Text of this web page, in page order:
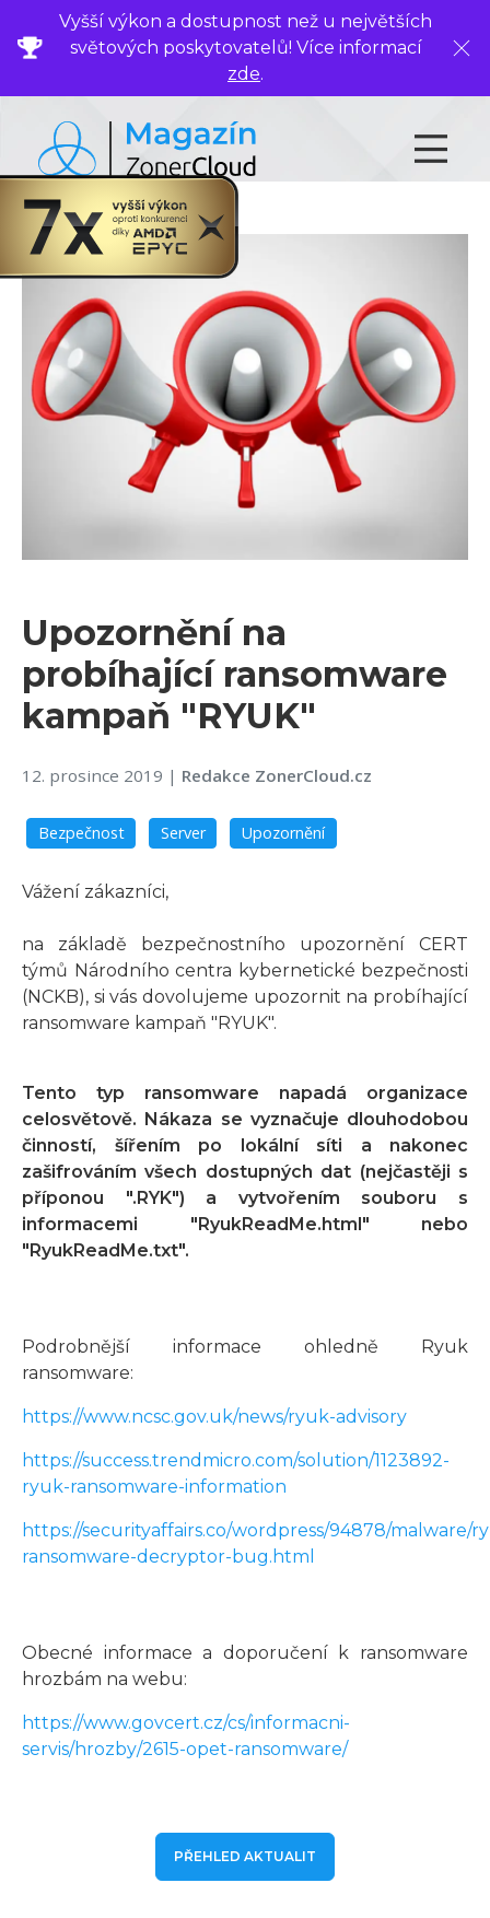
Vyšší výkon a dostupnost než u největších
světových poskytovatelů! Více informací
zde.
Upozornění na
probíhající ransomware
kampaň "RYUK"
12. prosince 2019 | Redakce ZonerCloud.cz
Bezpečnost Server Upozornění
Vážení zákazníci,
na základě bezpečnostního upozornění CERT
týmů Národního centra kybernetické bezpečnosti
(NCKB), si vás dovolujeme upozornit na probíhající
ransomware kampaň "RYUK".
Tento typ ransomware napadá organizace
celosvětově. Nákaza se vyznačuje dlouhodobou
činností, šířením po lokální síti a nakonec
zašifrováním všech dostupných dat (nejčastěji s
příponou ".RYK") a vytvořením souboru s
informacemi "RyukReadMe.html" nebo
"RyukReadMe.txt".
Podrobnější informace ohledně Ryuk
ransomware:
https://www.ncsc.gov.uk/news/ryuk-advisory
https://success.trendmicro.com/solution/1123892-
ryuk-ransomware-information
https://securityaffairs.co/wordpress/94878/malware/
ransomware-decryptor-bug.html
Obecné informace a doporučení k ransomware
hrozbám na webu:
https://www.govcert.cz/cs/informacni-
servis/hrozby/2615-opet-ransomware/
PŘEHLED AKTUALIT